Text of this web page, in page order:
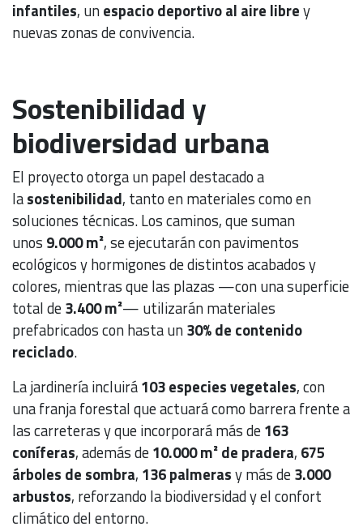
infantiles, unespacio deportivo al aire librey
nuevas zonas de convivencia.
Sostenibilidad y
biodiversidad urbana
El proyecto otorga un papel destacado a
lasostenibilidad, tanto en materiales como en
soluciones técnicas. Los caminos, que suman
unos 9.000 m², se ejecutarán con pavimentos
ecológicos y hormigones de distintos acabados y
colores, mientras que las plazas —con una superficie
total de3.400 m²— utilizarán materiales
prefabricados con hasta un30% de contenido
reciclado.
La jardinería incluirá103 especies vegetales, con
una franja forestal que actuará como barrera frente a
las carreteras y que incorporará más de163
coníferas, además de10.000 m² de pradera, 675
árboles de sombra, 136 palmerasy más de3.000
arbustos, reforzando la biodiversidad y el confort
climático del entorno.